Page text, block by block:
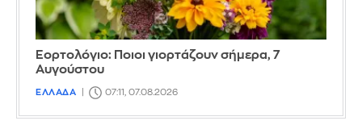
Εορτολόγιο: Ποιοι γιορτάζουν σήμερα, 7
Αυγούστου
ΕΛΛΑΔΑ 07:11, 07.08.2026